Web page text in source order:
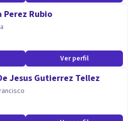
Perez Rubio
Ver perfil
Jesus Gutierrez Tellez